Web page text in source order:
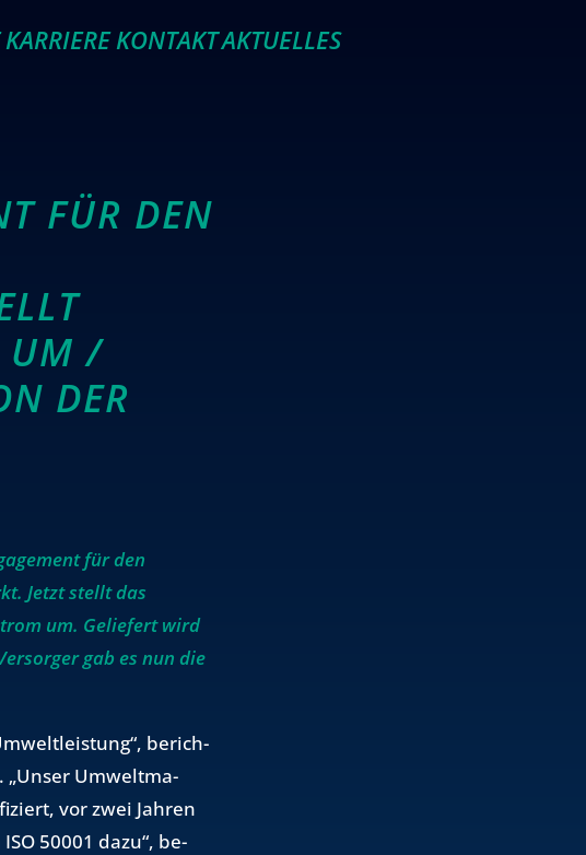
KARRIERE KONTAKTAKTUELLES
FÜR DEN
UM /
DER
für den
Jetzt stellt das
um. Geliefert wird
gab es nun die
be­rich­
„Unser Um­welt­ma­
vor zwei Jah­ren
50001 dazu“, be­